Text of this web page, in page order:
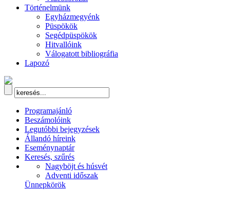
Történelmünk
Egyházmegyénk
Püspökök
Segédpüspökök
Hitvallóink
Válogatott bibliográfia
Lapozó
Programajánló
Beszámolóink
Legutóbbi bejegyzések
Állandó híreink
Eseménynaptár
Keresés, szűrés
Nagyböjt és húsvét
Adventi időszak
Ünnepkörök